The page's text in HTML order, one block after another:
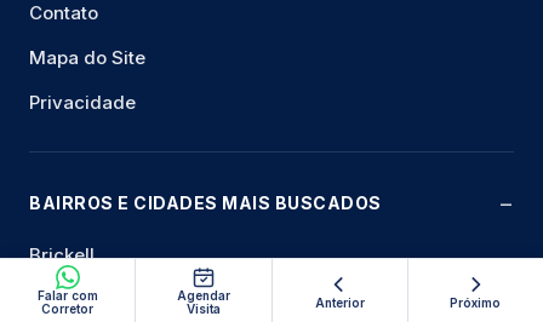
Falar com
Corretor
Agendar
Visita
Anterior Próximo
Contato
Mapa do Site
Privacidade
BAIRROS E CIDADES MAIS BUSCADOS
Brickell
Downtown Miami